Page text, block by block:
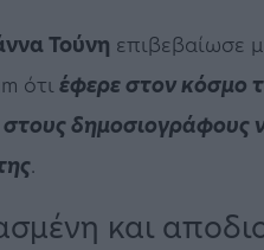
Τούνη επιβεβαίωσε
ότιέφερε στον κόσμο
δημοσιογράφους
.
και